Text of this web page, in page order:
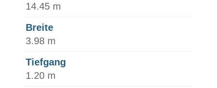
14.45 m
Breite
3.98 m
Tiefgang
1.20 m